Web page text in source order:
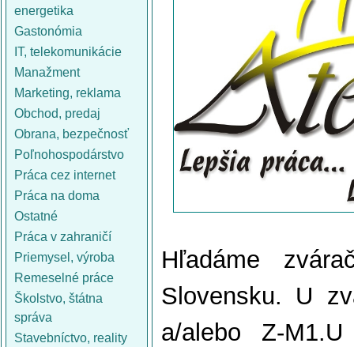
energetika
Gastonómia
IT, telekomunikácie
Manažment
Marketing, reklama
Obchod, predaj
Obrana, bezpečnosť
Poľnohospodárstvo
Práca cez internet
Práca na doma
Ostatné
Práca v zahraničí
Priemysel, výroba
Remeselné práce
Školstvo, štátna
správa
Stavebníctvo, reality
Hľadáme
Slovensku. U
a/alebo Z-